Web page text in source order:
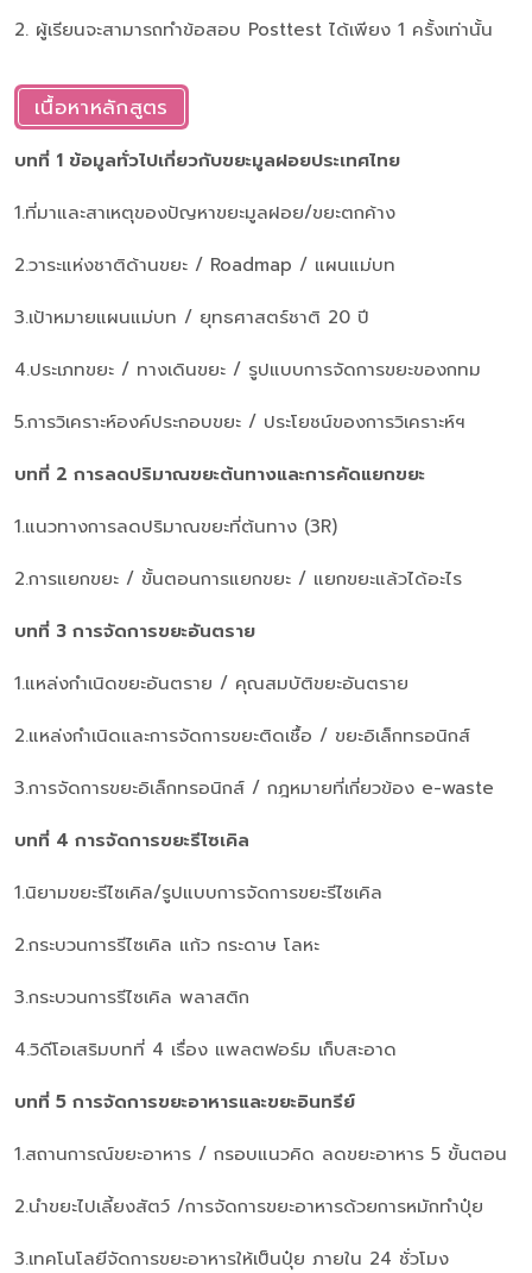
2. ผู้เรียนจะสามารถทำข้อสอบ Posttest ได้เพียง 1 ครั้งเท่านั้น
เนื้อหาหลักสูตร
บทที่ 1 ข้อมูลทั่วไปเกี่ยวกับขยะมูลฝอยประเทศไทย
1.ที่มาและสาเหตุของปัญหาขยะมูลฝอย/ขยะตกค้าง
2.วาระแห่งชาติด้านขยะ / Roadmap / แผนแม่บท
3.เป้าหมายแผนแม่บท / ยุทธศาสตร์ชาติ 20 ปี
4.ประเภทขยะ / ทางเดินขยะ / รูปแบบการจัดการขยะของกทม
5.การวิเคราะห์องค์ประกอบขยะ / ประโยชน์ของการวิเคราะห์ฯ
บทที่ 2 การลดปริมาณขยะต้นทางและการคัดแยกขยะ
1.แนวทางการลดปริมาณขยะที่ต้นทาง (3R)
2.การแยกขยะ / ขั้นตอนการแยกขยะ / แยกขยะแล้วได้อะไร
บทที่ 3 การจัดการขยะอันตราย
1.แหล่งกำเนิดขยะอันตราย / คุณสมบัติขยะอันตราย
2.แหล่งกำเนิดและการจัดการขยะติดเชื้อ / ขยะอิเล็กทรอนิกส์
3.การจัดการขยะอิเล็กทรอนิกส์ / กฎหมายที่เกี่ยวข้อง e-waste
บทที่ 4 การจัดการขยะรีไซเคิล
1.นิยามขยะรีไซเคิล/รูปแบบการจัดการขยะรีไซเคิล
2.กระบวนการรีไซเคิล แก้ว กระดาษ โลหะ
3.กระบวนการรีไซเคิล พลาสติก
4.วิดีโอเสริมบทที่ 4 เรื่อง แพลตฟอร์ม เก็บสะอาด
บทที่ 5 การจัดการขยะอาหารและขยะอินทรีย์
1.สถานการณ์ขยะอาหาร / กรอบแนวคิด ลดขยะอาหาร 5 ขั้นตอน
2.นำขยะไปเลี้ยงสัตว์ /การจัดการขยะอาหารด้วยการหมักทำปุ๋ย
3.เทคโนโลยีจัดการขยะอาหารให้เป็นปุ๋ย ภายใน 24 ชั่วโมง